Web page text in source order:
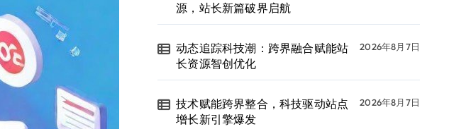
源，站长新篇破界启航
动态追踪科技潮：跨界融合赋能站
长资源智创优化
2026年8月7日
技术赋能跨界整合，科技驱动站点
增长新引擎爆发
2026年8月7日